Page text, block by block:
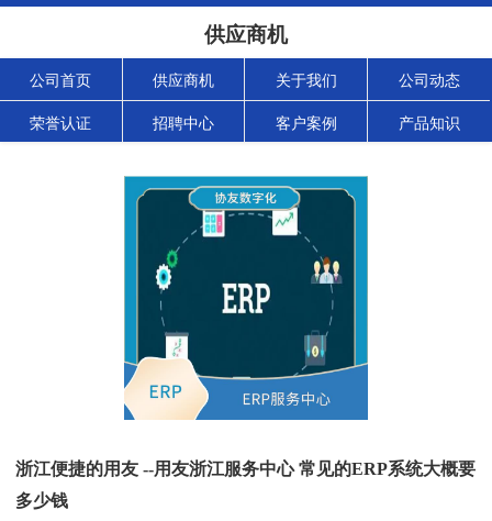
供应商机
公司首页 供应商机 关于我们 公司动态
荣誉认证 招聘中心 客户案例 产品知识
浙江便捷的用友 --用友浙江服务中心 常见的ERP系统大概要
多少钱